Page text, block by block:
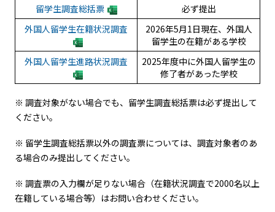
留学生調査総括票
必ず提出
外国人留学生在籍状況調査
2026年5月1日現在、外国人
留学生の在籍がある学校
外国人留学生進路状況調査
2025年度中に外国人留学生の
修了者があった学校
※ 調査対象がない場合でも、留学生調査総括票は必ず提出して
ください。
※ 留学生調査総括票以外の調査票については、調査対象者のあ
る場合のみ提出してください。
※ 調査票の入力欄が足りない場合（在籍状況調査で2000名以上
在籍している場合等）はお問い合わせください。